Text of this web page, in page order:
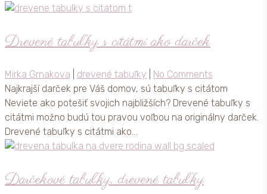
Drevené tabuľky s citátmi ako darček
Mirka Grnakova drevené tabuľky
No Comments
Najkrajší darček pre Váš domov, sú tabuľky s citátom
Neviete ako potešiť svojich najbližších? Drevené tabuľky s
citátmi možno budú tou pravou voľbou na originálny darček.
Drevené tabuľky s citátmi ako…
Darčekové tabuľky, drevené tabuľky